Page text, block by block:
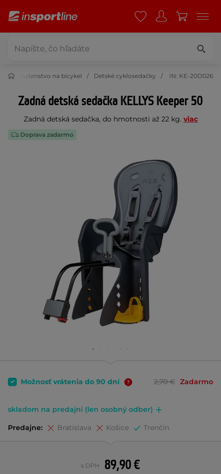
Príslušenstvo na bicykel Detské cyklosedačky IN: KE-20D026
Zadná detská sedačka KELLYS Keeper 50
Zadná detská sedačka, do hmotnosti až 22 kg. viac
Doprava zadarmo
Možnosť vrátenia do 90 dní 2,70 € Zadarmo
skladom na predajni (len osobný odber)
Predajne: Bratislava Košice Trenčín
89,90 €
s DPH